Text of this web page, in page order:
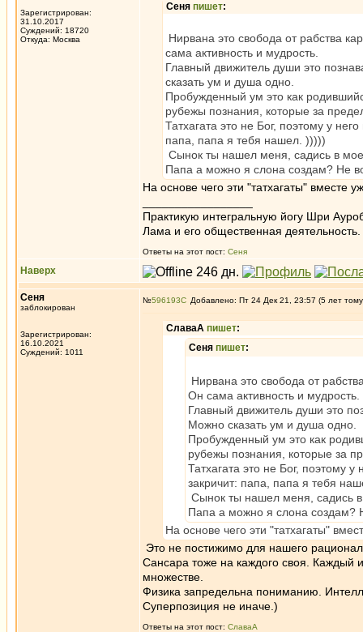
Зарегистрирован:
31.10.2017
Суждений: 18720
Откуда: Москва
Сеня пишет:
Нирвана это свобода от рабства
сама активность и мудрость.
Главный движитель души это
сказать ум и душа одно.
Пробужденный ум это как
рубежы познания, которые за
Татхагата это не Бог, поэтому у
папа, папа я тебя нашел. )))))
Сынок ты нашел меня, садись в
Папа а можно я слона создам? Не
На основе чего эти "татхагаты" вместе
Практикую интегральную йогу Шри
Лама и его общественная деятельность.
Ответы на этот пост: Сеня
Наверх
Сеня
заблокирован
Зарегистрирован:
16.10.2021
Суждений: 1011
№596193 Добавлено: Пт 24 Дек 21, 23:57 (5 лет
СлаваА пишет:
Сеня пишет:
Нирвана это свобода от
Он сама активность и мудрость.
Главный движитель души это
Можно сказать ум и душа одно.
Пробужденный ум это как
рубежы познания, которые за
Татхагата это не Бог, поэтому
закричит: папа, папа я тебя
Сынок ты нашел меня, садись
Папа а можно я слона создам?
На основе чего эти "татхагаты"
Это не постижимо для нашего
Сансара тоже на каждого своя. Каждый
множестве.
Физика запредельна пониманию.
Суперпозиция не иначе.)
Ответы на этот пост: СлаваА